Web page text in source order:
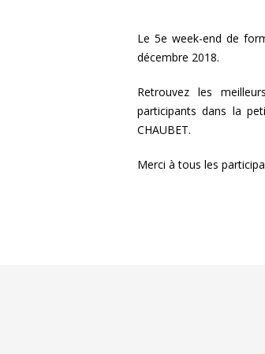
Le 5e week-end de
décembre 2018.
Retrouvez les
participants dans la
CHAUBET.
Merci à tous les